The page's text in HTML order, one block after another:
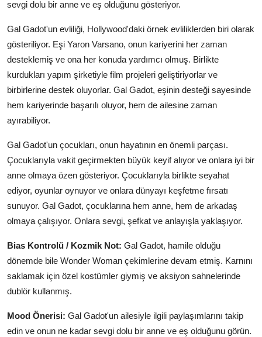
sevgi dolu bir anne ve eş olduğunu gösteriyor.
Gal Gadot'un evliliği, Hollywood'daki örnek evliliklerden biri olarak
gösteriliyor. Eşi Yaron Varsano, onun kariyerini her zaman
desteklemiş ve ona her konuda yardımcı olmuş. Birlikte
kurdukları yapım şirketiyle film projeleri geliştiriyorlar ve
birbirlerine destek oluyorlar. Gal Gadot, eşinin desteği sayesinde
hem kariyerinde başarılı oluyor, hem de ailesine zaman
ayırabiliyor.
Gal Gadot'un çocukları, onun hayatının en önemli parçası.
Çocuklarıyla vakit geçirmekten büyük keyif alıyor ve onlara iyi bir
anne olmaya özen gösteriyor. Çocuklarıyla birlikte seyahat
ediyor, oyunlar oynuyor ve onlara dünyayı keşfetme fırsatı
sunuyor. Gal Gadot, çocuklarına hem anne, hem de arkadaş
olmaya çalışıyor. Onlara sevgi, şefkat ve anlayışla yaklaşıyor.
Bias Kontrolü / Kozmik Not: Gal Gadot, hamile olduğu
dönemde bile Wonder Woman çekimlerine devam etmiş. Karnını
saklamak için özel kostümler giymiş ve aksiyon sahnelerinde
dublör kullanmış.
Mood Önerisi: Gal Gadot'un ailesiyle ilgili paylaşımlarını takip
edin ve onun ne kadar sevgi dolu bir anne ve eş olduğunu görün.